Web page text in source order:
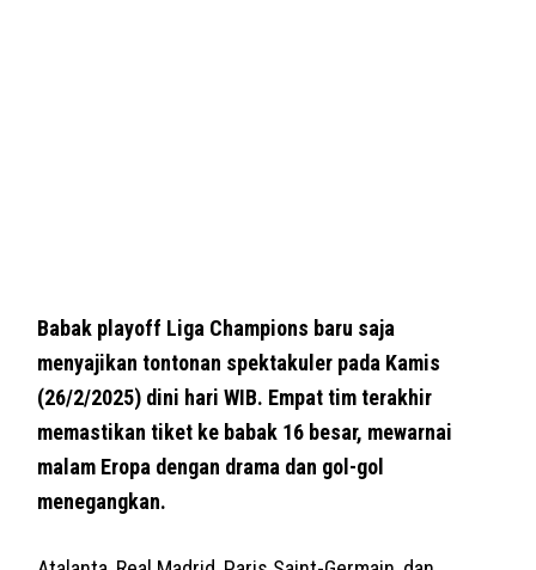
Babak playoff Liga Champions baru saja
menyajikan tontonan spektakuler pada Kamis
(26/2/2025) dini hari WIB. Empat tim terakhir
memastikan tiket ke babak 16 besar, mewarnai
malam Eropa dengan drama dan gol-gol
menegangkan.